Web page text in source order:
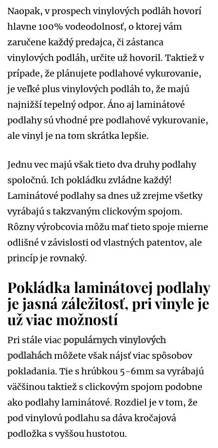
Naopak, v prospech vinylových podláh hovorí
hlavne 100% vodeodolnosť, o ktorej vám
zaručene každý predajca, či zástanca
vinylových podláh, určite už hovoril. Taktiež v
prípade, že plánujete podlahové vykurovanie,
je veľké plus vinylových podláh to, že majú
najnižší tepelný odpor. Áno aj laminátové
podlahy sú vhodné pre podlahové vykurovanie,
ale vinyl je na tom skrátka lepšie.
Jednu vec majú však tieto dva druhy podlahy
spoločnú. Ich pokládku zvládne každý!
Laminátové podlahy sa dnes už zrejme všetky
vyrábajú s takzvaným clickovým spojom.
Rôzny výrobcovia môžu mať tieto spoje mierne
odlišné v závislosti od vlastných patentov, ale
princíp je rovnaký.
Pokládka laminátovej podlahy
je jasná záležitosť, pri vinyle je
už viac možností
Pri stále viacpopulárnych vinylových
podlaháchmôžete však nájsť viac spôsobov
pokladania. Tie s hrúbkou 5-6mm sa vyrábajú
väčšinou taktiež s clickovým spojom podobne
ako podlahy laminátové. Rozdiel je v tom, že
pod vinylovú podlahu sa dáva kročajová
podložka s vyššou hustotou.